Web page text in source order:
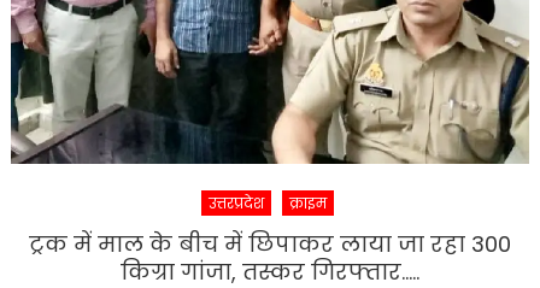
उत्तरप्रदेश क्राइम
ट्रक में माल के बीच में छिपाकर लाया जा रहा 300
किग्रा गांजा, तस्कर गिरफ्तार…..